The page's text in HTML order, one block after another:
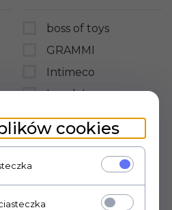
boss of toys
GRAMMI
Intimeco
LovelyLovers
LoveStim
LSDI
medica-group
MedTime
cookies